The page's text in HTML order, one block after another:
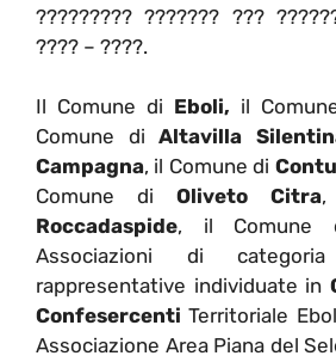
????????? ??????? ???
???? – ????.
Il Comune di Eboli, il
Comune diAltavilla
Campagna, il Comune di
Comune di Oliveto Citra,
Roccadaspide, il Comune
Associazioni di categoria
rappresentative individuate in
Confesercenti Territoriale
Associazione Area Piana del